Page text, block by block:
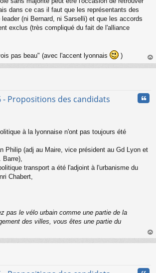
dans ce cas il faut que les représentants des
(ni Bernard, ni Sarselli) et que les accords
exclus (très compliqué du fait de l'alliance
pas beau" (avec l'accent lyonnais )
au
- Propositions des candidats
à la lyonnaise n'ont pas toujours été
Philip (adj au Maire, vice président au Gd Lyon et
transport a été l'adjoint à l'urbanisme du
Chabert,
pas le vélo urbain comme une partie de la
des villes, vous êtes une partie du
au